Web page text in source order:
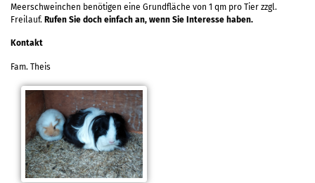
Meerschweinchen benötigen eine Grundfläche von 1 qm pro Tier zzgl.
Freilauf. Rufen Sie doch einfach an, wenn Sie Interesse haben.
Kontakt
Fam. Theis